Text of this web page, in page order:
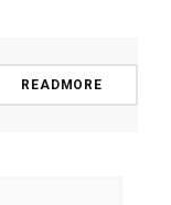
READMORE